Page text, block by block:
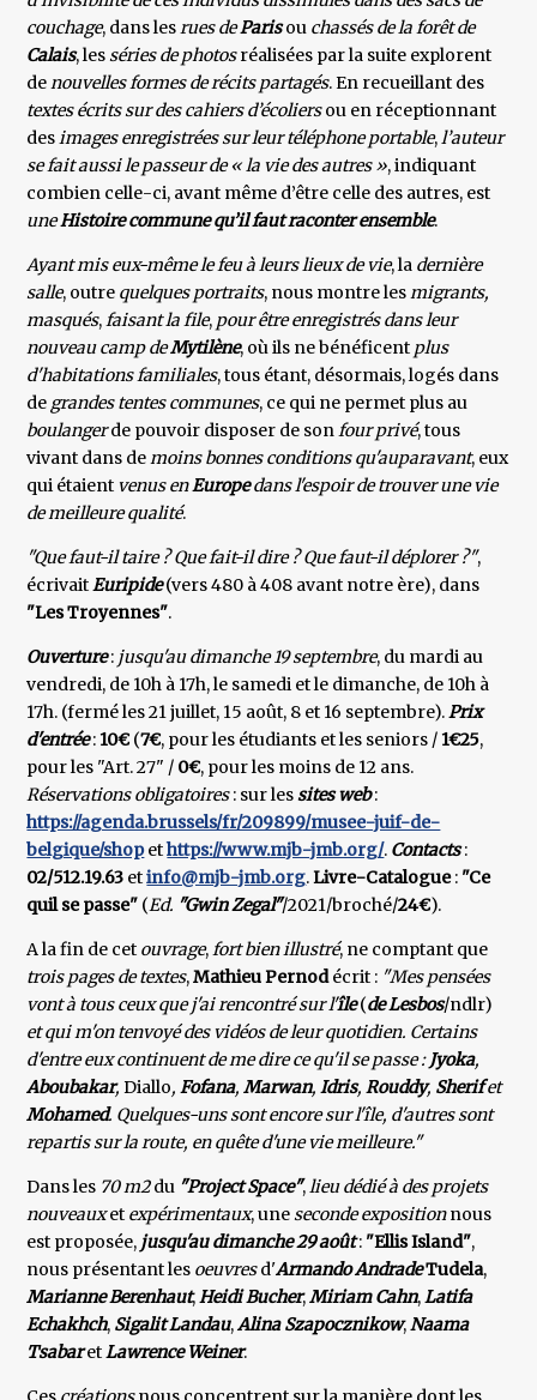
couchage, dans lesrues deParisou chassés de la forêt de
Calais, lesséries de photosréalisées par la suite explorent
denouvelles formes de récits partagés. En recueillant des
textes écrits sur des cahiers d’écoliersou en réceptionnant
desimages enregistrées sur leur téléphone portable,l’auteur
se fait aussi le passeur de « la vie des autres », indiquant
combien celle-ci, avant même d’être celle des autres, est
uneHistoire commune qu’il faut raconter ensemble.
Ayant mis eux-même le feu à leurs lieux de vie, la dernière
salle, outre quelques portraits, nous montre lesmigrants,
masqués,faisant la file, pour être enregistrés dans leur
nouveau camp deMytilène, où ils ne bénéficent plus
d'habitations familiales, tous étant, désormais, logés dans
de grandes tentes communes, ce qui ne permet plus au
boulangerde pouvoir disposer de sonfour privé, tous
vivant dans demoins bonnes conditions qu'auparavant, eux
qui étaient venusenEuropedans l'espoir de trouver une vie
de meilleure qualité.
"Que faut-il taire ? Que fait-il dire ? Que faut-il déplorer ?",
écrivaitEuripide(vers 480 à 408 avant notre ère), dans
"Les Troyennes".
Ouverture: jusqu'au dimanche 19 septembre, du mardi au
vendredi, de 10h à 17h, le samedi et le dimanche, de 10h à
17h. (fermé les 21 juillet, 15 août, 8 et 16 septembre).Prix
d'entrée:10€ (7€, pour les étudiants et les seniors /1€25,
pour les "Art. 27" / 0€, pour les moins de 12 ans.
Réservations obligatoires: sur lessites web:
https://agenda.brussels/fr/209899/musee-juif-de-
belgique/shopethttps://www.mjb-jmb.org/. Contacts:
02/512.19.63 etinfo@mjb-jmb.org.Livre-Catalogue: "Ce
quil se passe" (Ed. "Gwin Zegal"/2021/broché/24€).
A la fin de cet ouvrage,fort bien illustré, ne comptant que
trois pages de textes,Mathieu Pernodécrit : "Mes pensées
vont à tous ceux que j'ai rencontré sur l'île(de Lesbos/ndlr)
et qui m'on tenvoyé des vidéos de leur quotidien. Certains
d'entre eux continuent de me dire ce qu'il se passe :Jyoka,
Aboubakar,Diallo,Fofana,Marwan, Idris, Rouddy, Sherifet
Mohamed. Quelques-uns sont encore sur l'île, d'autres sont
repartis sur la route, en quête d'une vie meilleure."
Dans les 70 m2du "Project Space",lieu dédié à des projets
nouveauxet expérimentaux, uneseconde expositionnous
est proposée, jusqu'au dimanche 29 août: "Ellis Island",
nous présentant les oeuvresd'Armando AndradeTudela,
Marianne Berenhaut,Heidi Bucher,Miriam Cahn,Latifa
Echakhch, Sigalit Landau,Alina Szapocznikow,Naama
TsabaretLawrence Weiner.